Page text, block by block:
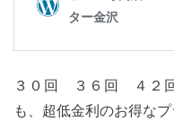
３０回 ３６回 ４２
も、超低金利のお得な